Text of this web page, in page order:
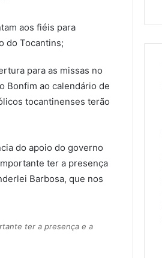
aos fiéis para
do Tocantins;
para as missas no
Bonfim ao calendário de
tocantinenses terão
do apoio do governo
ter a presença
Barbosa, que nos
ter a presença e a